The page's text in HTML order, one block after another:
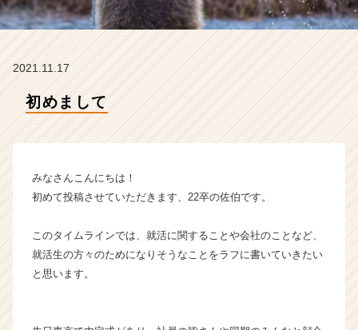
ン
チ
か
ス
カ
届
2021.11.17
初めまして
みなさんこんにちは！
初めて投稿させていただきます、22卒の佐伯です。
このタイムラインでは、就活に関することや会社のことなど、
就活生の方々のためになりそうなことをラフに書いていきたい
と思います。